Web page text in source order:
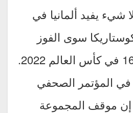
شيء يفيد ألمانيا في
سوى الفوز
المؤتمر الصحفي
إن موقف المجموعة